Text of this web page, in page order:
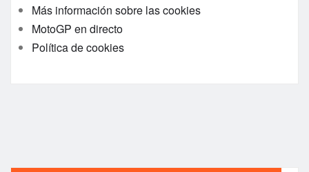
Más información sobre las cookies
MotoGP en directo
Política de cookies